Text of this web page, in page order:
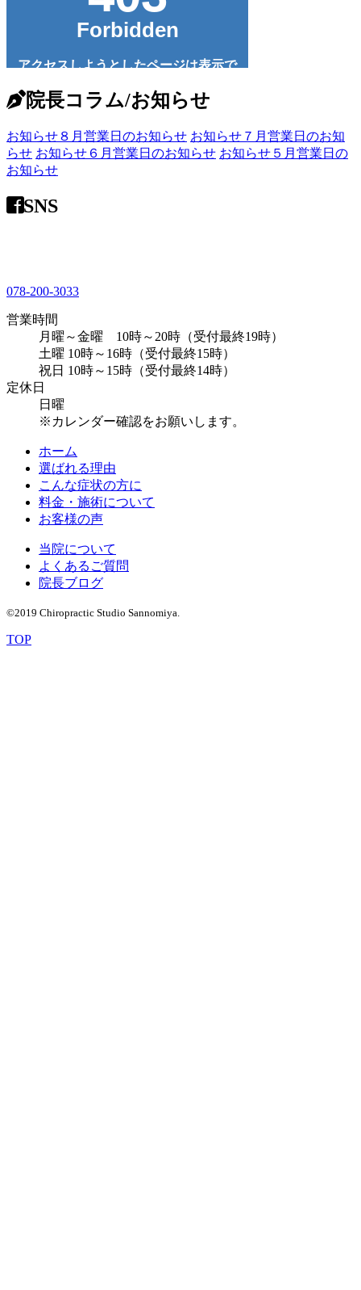
院長コラム/お知らせ
お知らせ８月営業日のお知らせ お知らせ ７月営業日のお知
らせ お知らせ ６月営業日のお知らせ お知らせ ５月営業日の
お知らせ
SNS
078-200-3033
営業時間
月曜～金曜 10時～20時（受付最終19時）
土曜 10時～16時（受付最終15時）
祝日 10時～15時（受付最終14時）
定休日
日曜
※カレンダー確認をお願いします。
ホーム
選ばれる理由
こんな症状の方に
料金・施術について
お客様の声
当院について
よくあるご質問
院長ブログ
©2019 Chiropractic Studio Sannomiya.
TOP